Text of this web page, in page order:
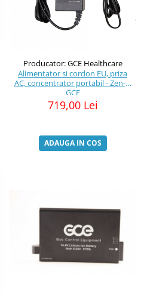
Producator: GCE Healthcare
Alimentator si cordon EU, priza
AC, concentrator portabil - Zen-O
GCE
719,00 Lei
ADAUGA IN COS